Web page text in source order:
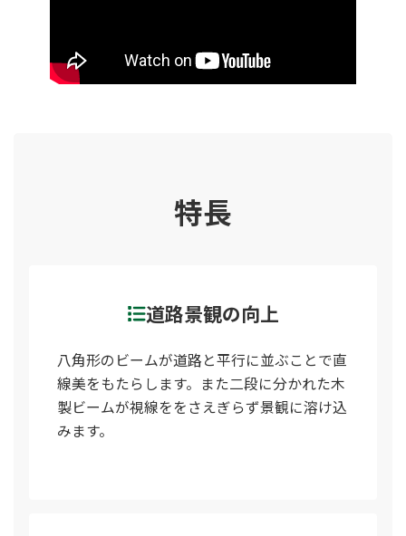
特長
道路景観の向上
八角形のビームが道路と平行に並ぶことで直
線美をもたらします。また二段に分かれた木
製ビームが視線ををさえぎらず景観に溶け込
みます。